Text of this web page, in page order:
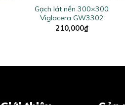
Gạch lát nền 300×300
Viglacera GW3302
210,000₫